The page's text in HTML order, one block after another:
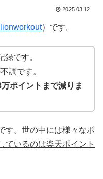
2025.03.12
）です。
録です。
調です。
ポイントまで減りま
す。世の中には様々なポ
ているのは楽天ポイント